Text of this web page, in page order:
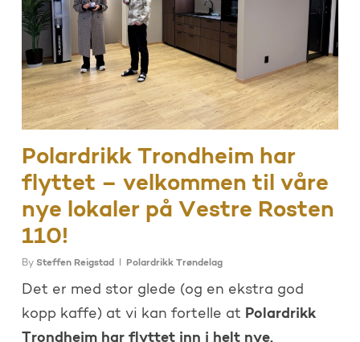
Polardrikk Trondheim har
flyttet – velkommen til våre
nye lokaler på Vestre Rosten
110!
By Steffen Reigstad Polardrikk Trøndelag
Det er med stor glede (og en ekstra god
kopp kaffe) at vi kan fortelle at Polardrikk
Trondheim har flyttet inn i helt nye,